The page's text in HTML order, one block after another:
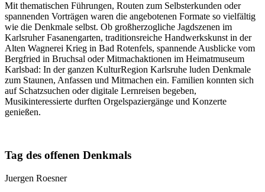
Mit thematischen Führungen, Routen zum Selbsterkunden oder
spannenden Vorträgen waren die angebotenen Formate so vielfältig
wie die Denkmale selbst. Ob großherzogliche Jagdszenen im
Karlsruher Fasanengarten, traditionsreiche Handwerkskunst in der
Alten Wagnerei Krieg in Bad Rotenfels, spannende Ausblicke vom
Bergfried in Bruchsal oder Mitmachaktionen im Heimatmuseum
Karlsbad: In der ganzen KulturRegion Karlsruhe luden Denkmale
zum Staunen, Anfassen und Mitmachen ein. Familien konnten sich
auf Schatzsuchen oder digitale Lernreisen begeben,
Musikinteressierte durften Orgelspaziergänge und Konzerte
genießen.
Tag des offenen Denkmals
Juergen Roesner